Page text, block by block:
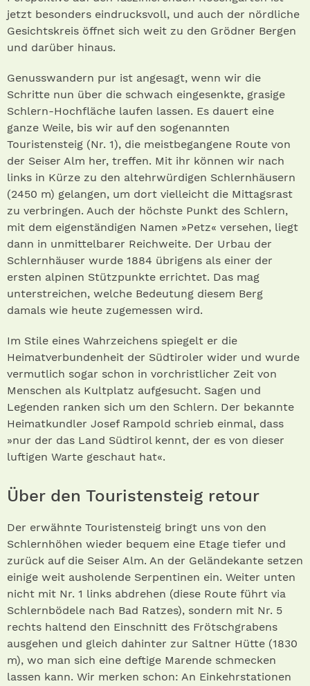
jetzt besonders eindrucksvoll, und auch der nördliche
Gesichtskreis öffnet sich weit zu den Grödner Bergen
und darüber hinaus.
Genusswandern pur ist angesagt, wenn wir die
Schritte nun über die schwach eingesenkte, grasige
Schlern-Hochfläche laufen lassen. Es dauert eine
ganze Weile, bis wir auf den sogenannten
Touristensteig (Nr. 1), die meistbegangene Route von
der Seiser Alm her, treffen. Mit ihr können wir nach
links in Kürze zu den altehrwürdigen Schlernhäusern
(2450 m) gelangen, um dort vielleicht die Mittagsrast
zu verbringen. Auch der höchste Punkt des Schlern,
mit dem eigenständigen Namen »Petz« versehen, liegt
dann in unmittelbarer Reichweite. Der Urbau der
Schlernhäuser wurde 1884 übrigens als einer der
ersten alpinen Stützpunkte errichtet. Das mag
unterstreichen, welche Bedeutung diesem Berg
damals wie heute zugemessen wird.
Im Stile eines Wahrzeichens spiegelt er die
Heimatverbundenheit der Südtiroler wider und wurde
vermutlich sogar schon in vorchristlicher Zeit von
Menschen als Kultplatz aufgesucht. Sagen und
Legenden ranken sich um den Schlern. Der bekannte
Heimatkundler Josef Rampold schrieb einmal, dass
»nur der das Land Südtirol kennt, der es von dieser
luftigen Warte geschaut hat«.
Über den Touristensteig retour
Der erwähnte Touristensteig bringt uns von den
Schlernhöhen wieder bequem eine Etage tiefer und
zurück auf die Seiser Alm. An der Geländekante setzen
einige weit ausholende Serpentinen ein. Weiter unten
nicht mit Nr. 1 links abdrehen (diese Route führt via
Schlernbödele nach Bad Ratzes), sondern mit Nr. 5
rechts haltend den Einschnitt des Frötschgrabens
ausgehen und gleich dahinter zur Saltner Hütte (1830
m), wo man sich eine deftige Marende schmecken
lassen kann. Wir merken schon: An Einkehrstationen